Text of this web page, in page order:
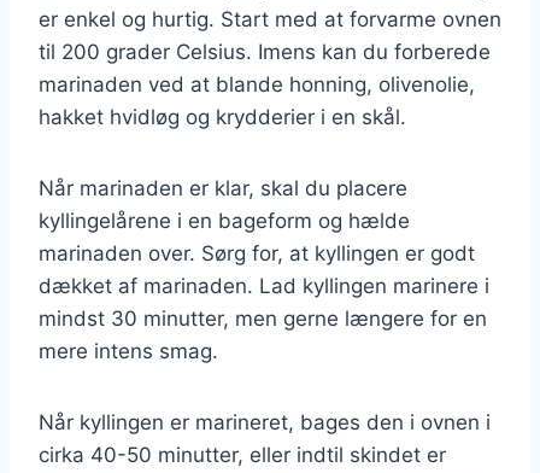
er enkel og hurtig. Start med at forvarme ovnen
til 200 grader Celsius. Imens kan du forberede
marinaden ved at blande honning, olivenolie,
hakket hvidløg og krydderier i en skål.
Når marinaden er klar, skal du placere
kyllingelårene i en bageform og hælde
marinaden over. Sørg for, at kyllingen er godt
dækket af marinaden. Lad kyllingen marinere i
mindst 30 minutter, men gerne længere for en
mere intens smag.
Når kyllingen er marineret, bages den i ovnen i
cirka 40-50 minutter, eller indtil skindet er